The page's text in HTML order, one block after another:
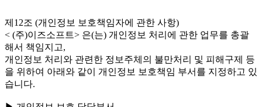
제12조 (개인정보 보호책임자에 관한 사항)
< (주)이즈소프트> 은(는) 개인정보 처리에 관한 업무를 총괄
해서 책임지고,
개인정보 처리와 관련한 정보주체의 불만처리 및 피해구제 등
을 위하여 아래와 같이 개인정보 보호책임 부서를 지정하고 있
습니다.